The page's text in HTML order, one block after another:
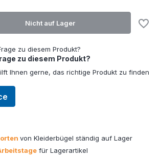
Nicht auf Lager
zu diesem Produkt?
Ihnen gerne, das richtige Produkt zu finden
von Kleiderbügel ständig auf Lager
für Lagerartikel